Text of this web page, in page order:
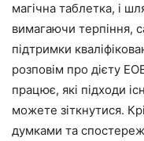
магічна таблетка, і
вимагаючи терпіння,
підтримки
розповім про дієту
працює, які підходи
можете зіткнутися.
думками та